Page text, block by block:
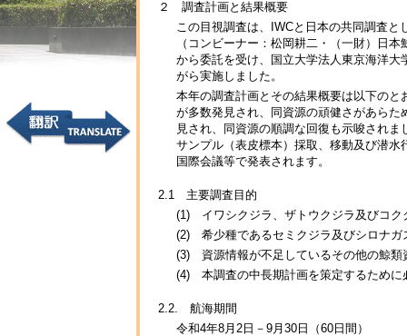
２ 調査計画と結果概要
この目視調査は、IWCと日本の共同調査
（コンビーナー：松岡耕二・（一財）日
から委託を受け、国立大学法人東京海洋
がら実施しました。
本年の調査計画とその結果概要は以下の
が多数発見され、同資源の頑健さがあら
見され、同資源の順調な回復も示唆され
サンプル（表皮標本）採取、移動及び潜
国際会議等で発表されます。
2.1 主要調査目的
(1) イワシクジラ、ザトウクジラ及びコク
(2) 希少種であるセミクジラ及びシロナガ
(3) 資源情報が不足しているその他の鯨類
(4) 本調査の中長期計画を策定するために
2.2. 航海期間
令和4年8月2日－9月30日（60日間）